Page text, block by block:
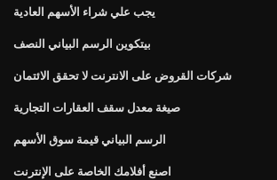
يجب علي شراء الأسهم العادية
بيتكوين الرسم البياني النصف
شركات القروض على الانترنت لا تحقق الائتمان
صيغة معدل سقف العقارات التجارية
الرسم البياني قيمة سوق الأسهم
اصنع أفلامك الخاصة على الإنترنت